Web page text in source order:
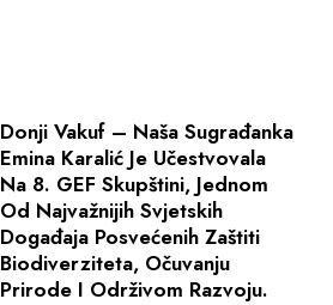
Donji Vakuf – Naša Sugrađanka
Emina Karalić Je Učestvovala
Na 8. GEF Skupštini, Jednom
Od Najvažnijih Svjetskih
Događaja Posvećenih Zaštiti
Biodiverziteta, Očuvanju
Prirode I Održivom Razvoju.